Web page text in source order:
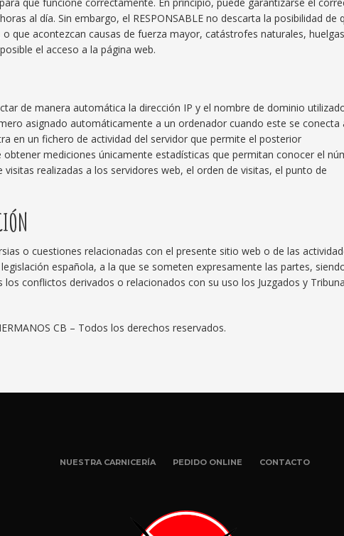
al día. Sin embargo, el RESPONSABLE no descarta la posibilidad de
que acontezcan causas de fuerza mayor, catástrofes naturales,
el acceso a la página web.
de manera automática la dirección IP y el nombre de dominio
asignado automáticamente a un ordenador cuando este se conecta
en un fichero de actividad del servidor que permite el posterior
mediciones únicamente estadísticas que permitan conocer el
realizadas a los servidores web, el orden de visitas, el punto de
o cuestiones relacionadas con el presente sitio web o de las
española, a la que se someten expresamente las partes,
conflictos derivados o relacionados con su uso los Juzgados y
CB – Todos los derechos reservados.
NUESTRA CARNICERÍA PEDIDO ONLINE CONTACTO